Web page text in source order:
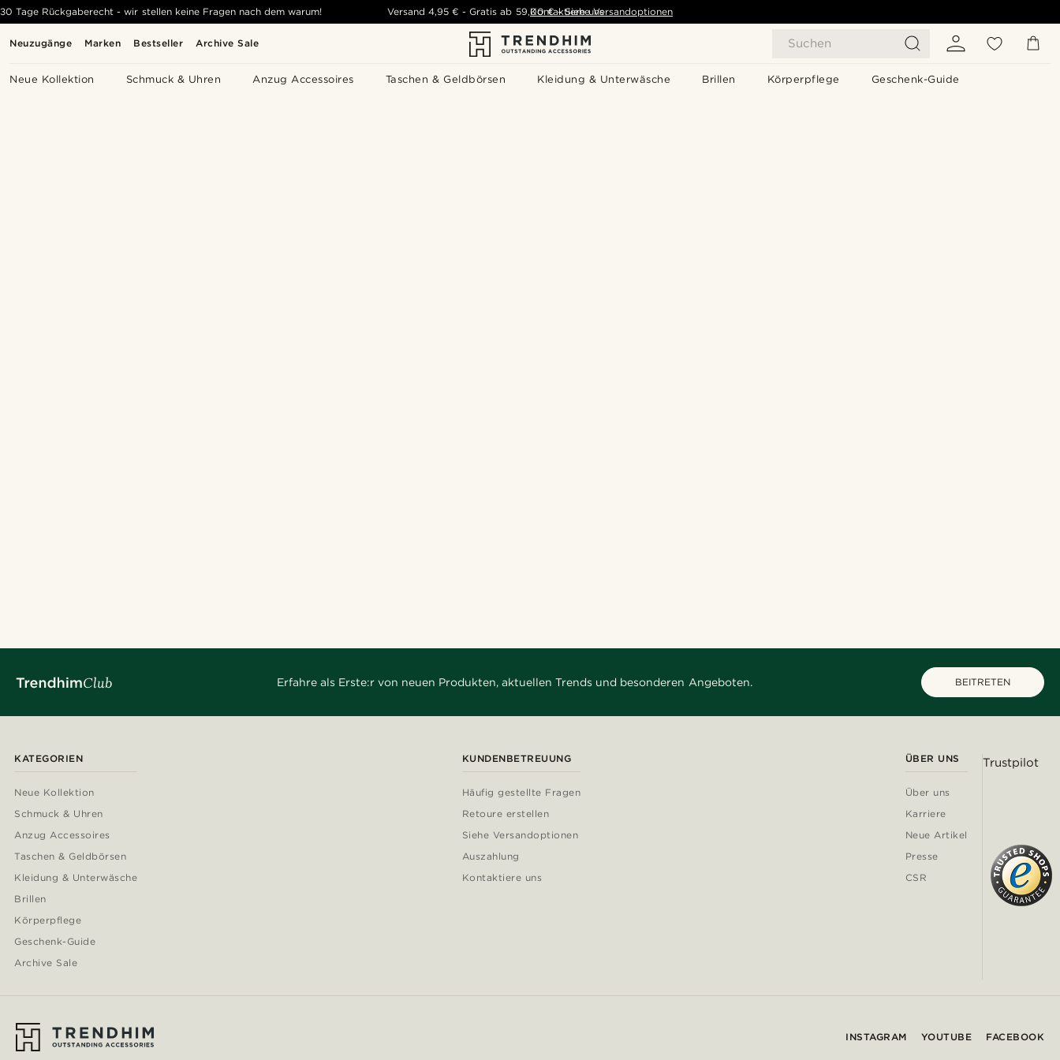
Neuzugänge Marken Bestseller Archive Sale Suchen
Neue Kollektion Schmuck & Uhren Anzug Accessoires Taschen & Geldbörsen Kleidung & Unterwäsche Brillen Körperpflege Geschenk-Guide
30 Tage Rückgaberecht - wir stellen keine Fragen nach dem warum! Versand 4,95 € -Gratis ab 59,00 € - Siehe Versandoptionen
Kontaktiere uns
Erfahre als Erste:r von neuen Produkten, aktuellen Trends und besonderen Angeboten. BEITRETEN
KATEGORIEN
Neue Kollektion
Schmuck & Uhren
Anzug Accessoires
Taschen & Geldbörsen
Kleidung & Unterwäsche
Brillen
Körperpflege
Geschenk-Guide
Archive Sale
KUNDENBETREUUNG
Häufig gestellte Fragen
Retoure erstellen
Siehe Versandoptionen
Auszahlung
Kontaktiere uns
ÜBER UNS
Über uns
Karriere
Neue Artikel
Presse
CSR
Trustpilot
INSTAGRAM YOUTUBE FACEBOOK